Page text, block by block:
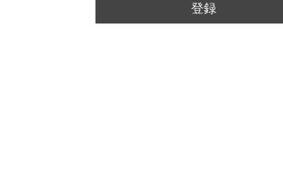
登録